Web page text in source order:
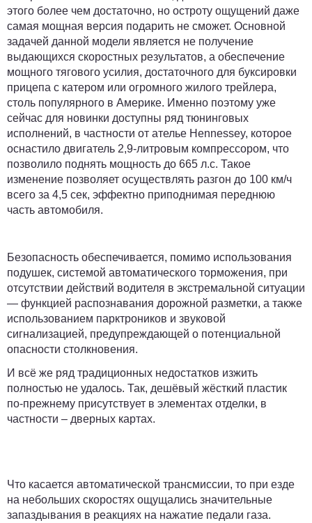
этого более чем достаточно, но остроту ощущений даже
самая мощная версия подарить не сможет. Основной
задачей данной модели является не получение
выдающихся скоростных результатов, а обеспечение
мощного тягового усилия, достаточного для буксировки
прицепа с катером или огромного жилого трейлера,
столь популярного в Америке. Именно поэтому уже
сейчас для новинки доступны ряд тюнинговых
исполнений, в частности от ателье Hennessey, которое
оснастило двигатель 2,9-литровым компрессором, что
позволило поднять мощность до 665 л.с. Такое
изменение позволяет осуществлять разгон до 100 км/ч
всего за 4,5 сек, эффектно приподнимая переднюю
часть автомобиля.
Безопасность обеспечивается, помимо использования
подушек, системой автоматического торможения, при
отсутствии действий водителя в экстремальной ситуации
— функцией распознавания дорожной разметки, а также
использованием парктроников и звуковой
сигнализацией, предупреждающей о потенциальной
опасности столкновения.
И всё же ряд традиционных недостатков изжить
полностью не удалось. Так, дешёвый жёсткий пластик
по-прежнему присутствует в элементах отделки, в
частности – дверных картах.
Что касается автоматической трансмиссии, то при езде
на небольших скоростях ощущались значительные
запаздывания в реакциях на нажатие педали газа.